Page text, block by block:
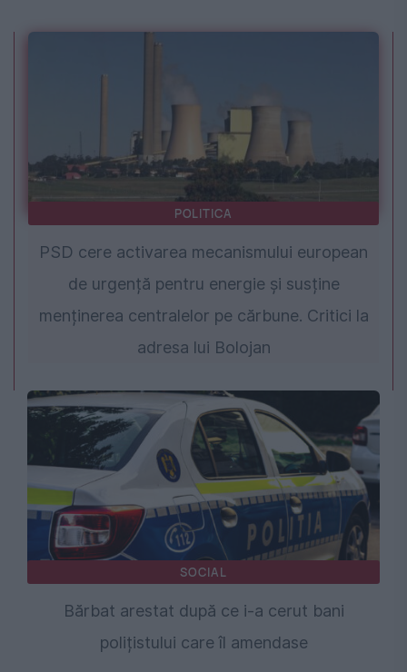
POLITICA
PSD cere activarea mecanismului european
de urgență pentru energie și susține
menținerea centralelor pe cărbune. Critici la
adresa lui Bolojan
SOCIAL
Bărbat arestat după ce i-a cerut bani
polițistului care îl amendase